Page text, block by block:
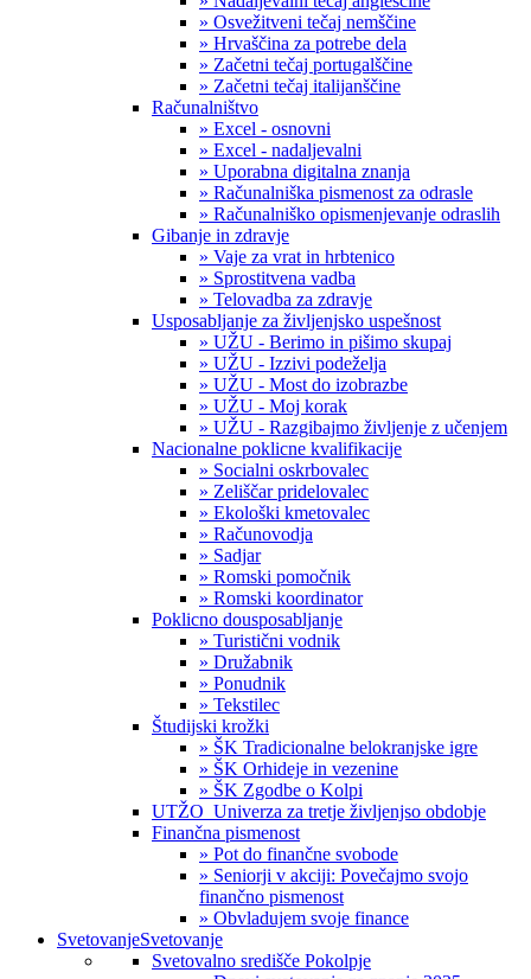
» Osvežitveni tečaj nemščine
» Hrvaščina za potrebe dela
» Začetni tečaj portugalščine
» Začetni tečaj italijanščine
Računalništvo
» Excel - osnovni
» Excel - nadaljevalni
» Uporabna digitalna znanja
» Računalniška pismenost za odrasle
» Računalniško opismenjevanje odraslih
Gibanje in zdravje
» Vaje za vrat in hrbtenico
» Sprostitvena vadba
» Telovadba za zdravje
Usposabljanje za življenjsko uspešnost
» UŽU - Berimo in pišimo skupaj
» UŽU - Izzivi podeželja
» UŽU - Most do izobrazbe
» UŽU - Moj korak
» UŽU - Razgibajmo življenje z učenjem
Nacionalne poklicne kvalifikacije
» Socialni oskrbovalec
» Zeliščar pridelovalec
» Ekološki kmetovalec
» Računovodja
» Sadjar
» Romski pomočnik
» Romski koordinator
Poklicno dousposabljanje
» Turistični vodnik
» Družabnik
» Ponudnik
» Tekstilec
Študijski krožki
» ŠK Tradicionalne belokranjske igre
» ŠK Orhideje in vezenine
» ŠK Zgodbe o Kolpi
UTŽO_Univerza za tretje življenjso obdobje
Finančna pismenost
» Pot do finančne svobode
» Seniorji v akciji: Povečajmo svojo
finančno pismenost
» Obvladujem svoje finance
SvetovanjeSvetovanje
Svetovalno središče Pokolpje